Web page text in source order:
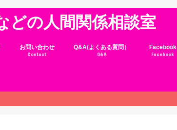
どの人間関係相談室
お問い合わせ
Contact
Q&A(よくある質問）
Q&A
Facebook
Facebook